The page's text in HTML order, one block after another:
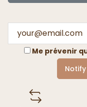
Me prévenir